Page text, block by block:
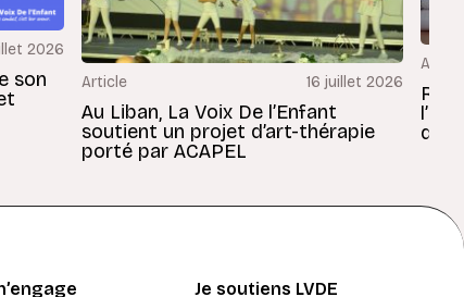
2026
son
Article 16 juillet 2026
Au Liban, La Voix De l’Enfant
soutient un projet d’art-thérapie
porté par ACAPEL
Je soutiens LVDE